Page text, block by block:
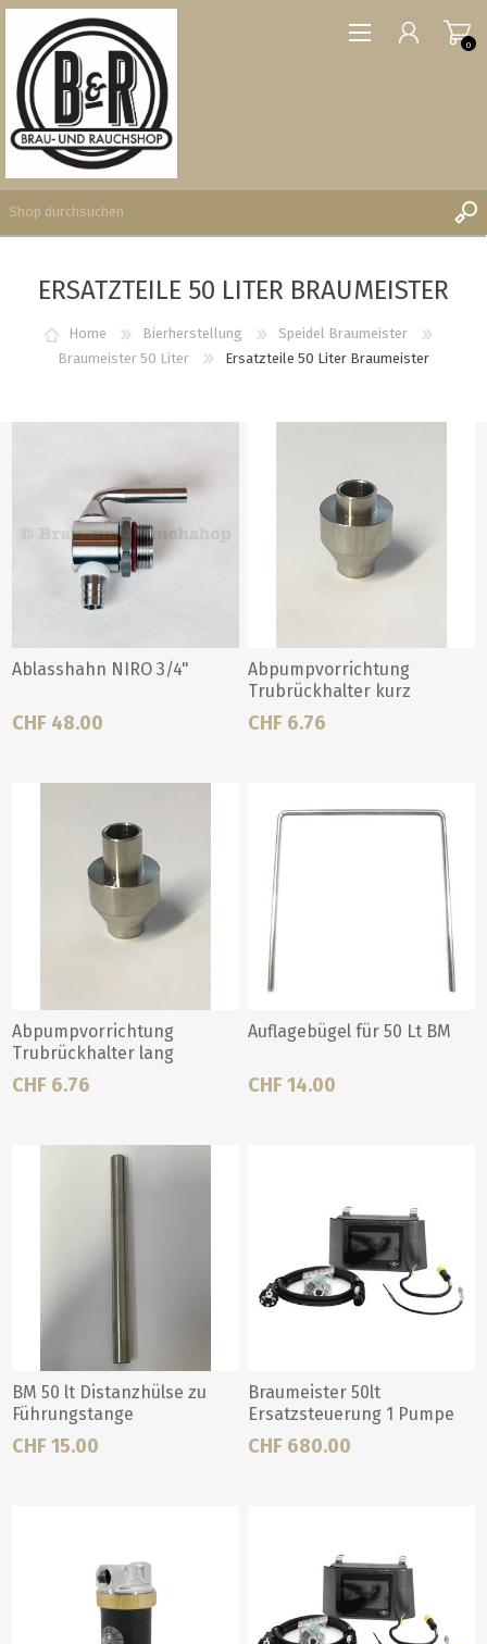
REGISTRIERUNG
ANMELDEN
WUNSCHLISTE
0
0
ERSATZTEILE 50 LITER BRAUMEISTER
Home Bierherstellung
Speidel Braumeister
Braumeister 50 Liter
Ersatzteile 50 Liter Braumeister
Ablasshahn NIRO 3/4"
CHF 48.00
Abpumpvorrichtung
Trubrückhalter kurz
CHF 6.76
Abpumpvorrichtung
Trubrückhalter lang
CHF 6.76
Auflagebügel für 50 Lt BM
CHF 14.00
BM 50 lt Distanzhülse zu
Führungstange
CHF 15.00
Braumeister 50lt
Ersatzsteuerung 1 Pumpe
CHF 680.00